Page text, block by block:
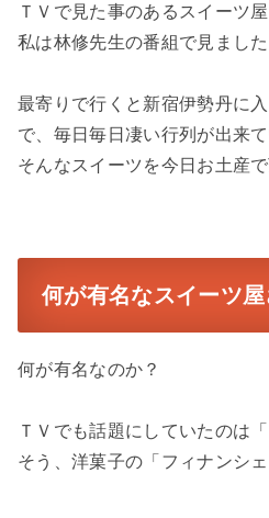
ＴＶで見た事のあるスイーツ屋
私は林修先生の番組で見ました
最寄りで行くと新宿伊勢丹に
で、毎日毎日凄い行列が出来て
そんなスイーツを今日お土産で
何が有名なスイーツ
何が有名なのか？
ＴＶでも話題にしていたのは
そう、洋菓子の「フィナンシェ